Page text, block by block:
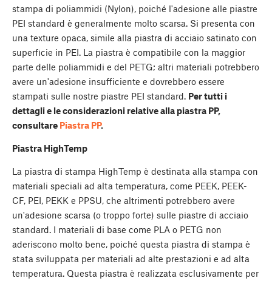
stampa di poliammidi (Nylon), poiché l'adesione alle piastre
PEI standard è generalmente molto scarsa. Si presenta con
una texture opaca, simile alla piastra di acciaio satinato con
superficie in PEI. La piastra è compatibile con la maggior
parte delle poliammidi e del PETG; altri materiali potrebbero
avere un'adesione insufficiente e dovrebbero essere
stampati sulle nostre piastre PEI standard. Per tutti i
dettagli e le considerazioni relative alla piastra PP,
consultare Piastra PP.
Piastra HighTemp
La piastra di stampa HighTemp è destinata alla stampa con
materiali speciali ad alta temperatura, come PEEK, PEEK-
CF, PEI, PEKK e PPSU, che altrimenti potrebbero avere
un'adesione scarsa (o troppo forte) sulle piastre di acciaio
standard. I materiali di base come PLA o PETG non
aderiscono molto bene, poiché questa piastra di stampa è
stata sviluppata per materiali ad alte prestazioni e ad alta
temperatura. Questa piastra è realizzata esclusivamente per